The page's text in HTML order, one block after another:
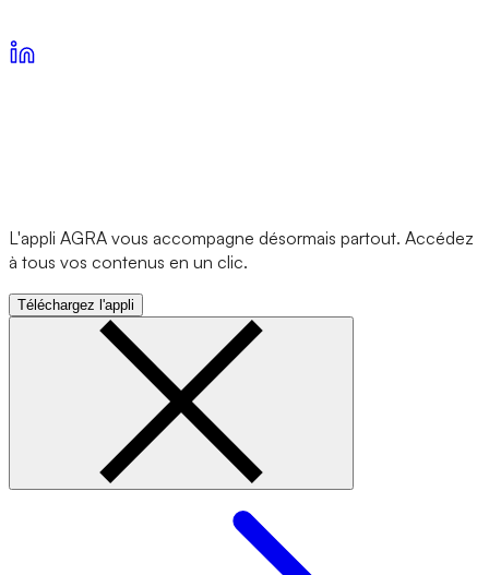
L'appli AGRA vous accompagne désormais partout. Accédez
à tous vos contenus en un clic.
Téléchargez l'appli